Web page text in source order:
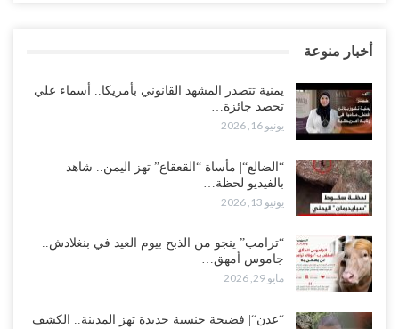
أخبار منوعة
يمنية تتصدر المشهد القانوني بأمريكا.. أسماء علي
تحصد جائزة…
يونيو 16, 2026
“الضالع“| مأساة “القعقاع” تهز اليمن.. شاهد
بالفيديو لحظة…
يونيو 13, 2026
“ترامب” ينجو من الذبح بيوم العيد في بنغلادش..
جاموس أمهق…
مايو 29, 2026
“عدن“| فضيحة جنسية جديدة تهز المدينة.. الكشف